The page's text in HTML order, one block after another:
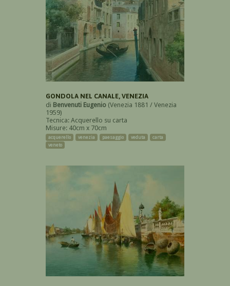
GONDOLA NEL CANALE, VENEZIA
di Benvenuti Eugenio (Venezia 1881 / Venezia
1959)
Tecnica: Acquerello su carta
Misure: 40cm x 70cm
acquerello venezia paesaggio veduta
carta
veneto